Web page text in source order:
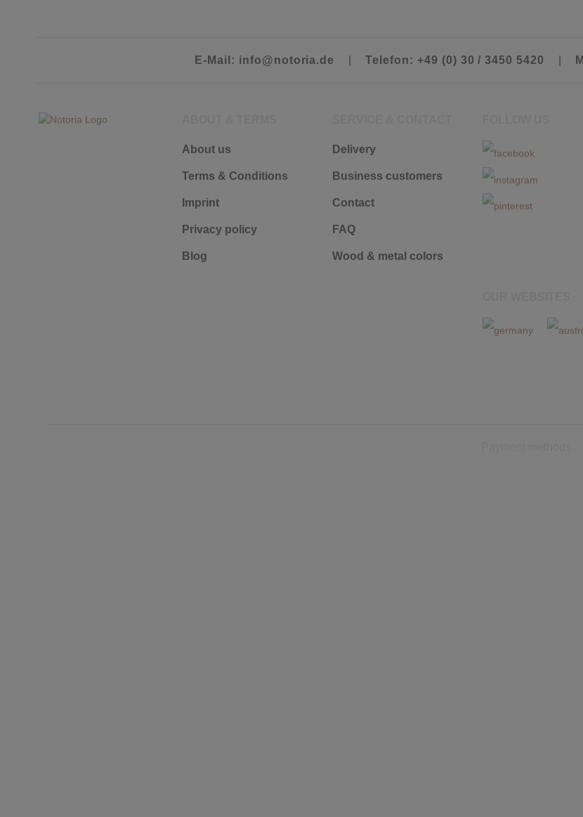
E-Mail: info@notoria.de Telefon: +49 (0) 30 / 3450 5420
About us
Terms & Conditions
Imprint
Privacy policy
Blog
Delivery
Business customers
Contact
FAQ
Wood & metal colors